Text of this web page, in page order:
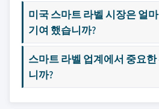
미국 스마트 라벨 시장은 얼
기여 했습니까?
스마트 라벨 업계에서 중요
니까?